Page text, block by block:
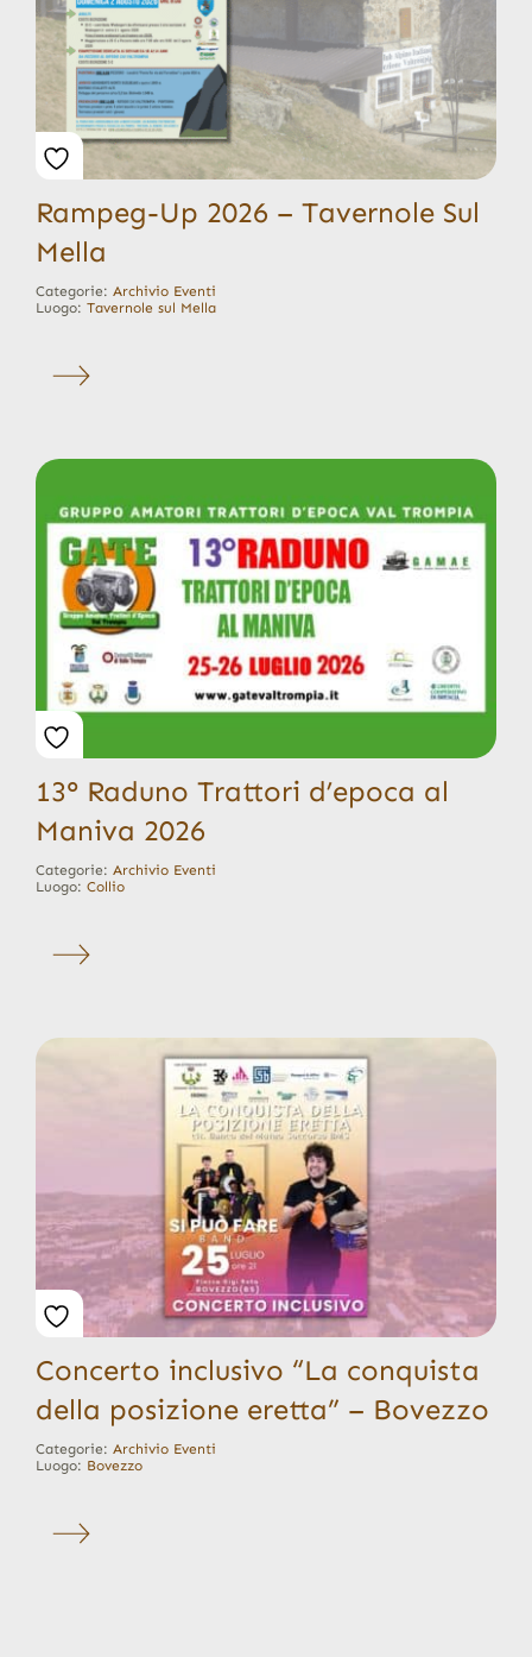
Rampeg-Up 2026 – Tavernole Sul
Mella
Categorie: Archivio Eventi
Luogo: Tavernole sul Mella
13° Raduno Trattori d’epoca al
Maniva 2026
Categorie: Archivio Eventi
Luogo: Collio
Concerto inclusivo “La conquista
della posizione eretta” – Bovezzo
Categorie: Archivio Eventi
Luogo: Bovezzo